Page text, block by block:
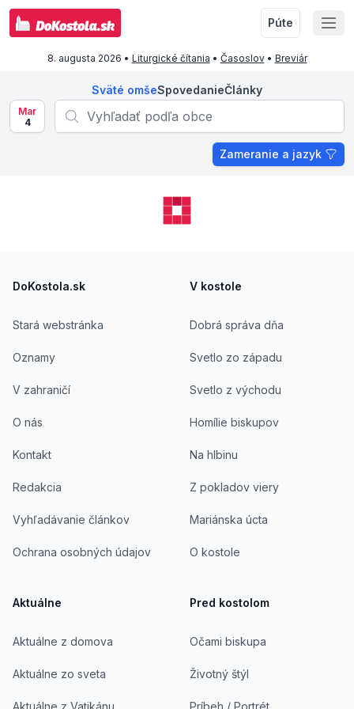
Púte
8. augusta 2026 • Liturgické čítania • Časoslov• Breviár
Sväté omšeSpovedanieČlánky
Mar
4
Zameranie a jazyk
DoKostola.sk
Stará webstránka
Oznamy
V zahraničí
O nás
Kontakt
Redakcia
Vyhľadávanie článkov
Ochrana osobných údajov
Aktuálne
Aktuálne z domova
Aktuálne zo sveta
Aktuálne z Vatikánu
V kostole
Dobrá správa dňa
Svetlo zo západu
Svetlo z východu
Homílie biskupov
Na hlbinu
Z pokladov viery
Mariánska úcta
O kostole
Pred kostolom
Očami biskupa
Životný štýl
Príbeh / Portrét